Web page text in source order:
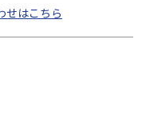
せはこちら